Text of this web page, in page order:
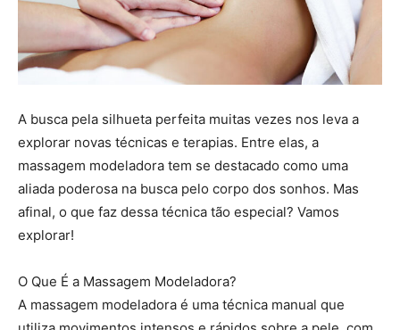
A busca pela silhueta perfeita muitas vezes nos leva a
explorar novas técnicas e terapias. Entre elas, a
massagem modeladora tem se destacado como uma
aliada poderosa na busca pelo corpo dos sonhos. Mas
afinal, o que faz dessa técnica tão especial? Vamos
explorar!
O Que É a Massagem Modeladora?
A massagem modeladora é uma técnica manual que